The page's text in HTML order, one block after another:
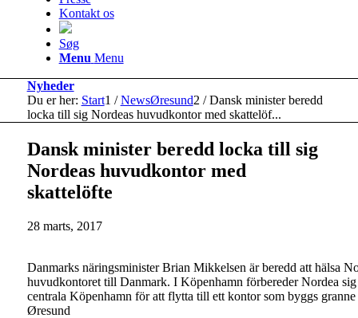
Kontakt os
Søg
Menu Menu
Nyheder
Du er her: Start1 / NewsØresund2 / Dansk minister beredd
locka till sig Nordeas huvudkontor med skattelöf...
Dansk minister beredd locka till sig
Nordeas huvudkontor med
skattelöfte
28 marts, 2017
Danmarks näringsminister Brian Mikkelsen är beredd att hälsa
huvudkontoret till Danmark. I Köpenhamn förbereder Nordea
centrala Köpenhamn för att flytta till ett kontor som byggs
Øresund